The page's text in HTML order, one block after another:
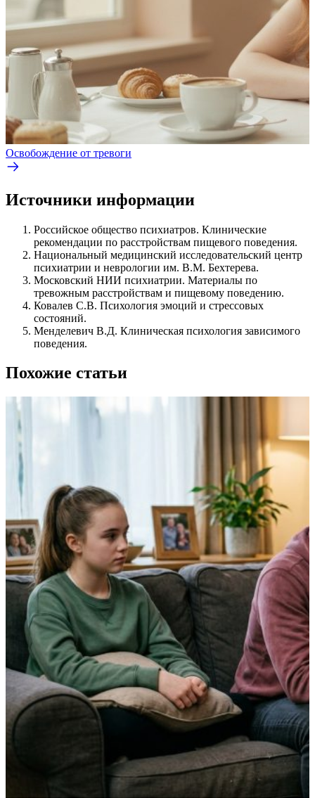
Освобождение от тревоги
Источники информации
Российское общество психиатров. Клинические
рекомендации по расстройствам пищевого поведения.
Национальный медицинский исследовательский центр
психиатрии и неврологии им. В.М. Бехтерева.
Московский НИИ психиатрии. Материалы по
тревожным расстройствам и пищевому поведению.
Ковалев С.В. Психология эмоций и стрессовых
состояний.
Менделевич В.Д. Клиническая психология зависимого
поведения.
Похожие статьи